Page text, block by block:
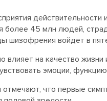
более 45 млн людей,
войдет в
на качество
эмоции,
что первые